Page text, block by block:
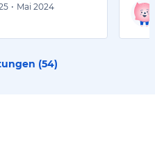
• Mai 2024
(54)